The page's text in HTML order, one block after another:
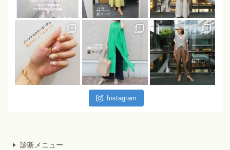
Instagram
診断メニュー